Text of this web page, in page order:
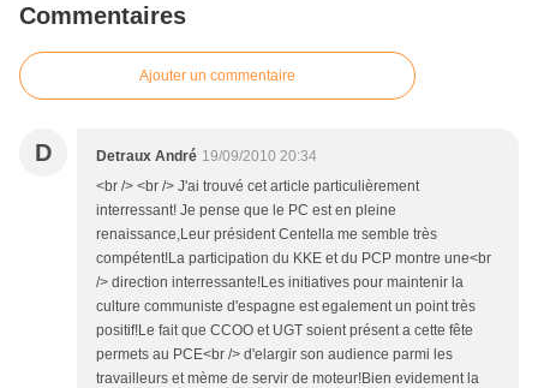
Commentaires
Ajouter un commentaire
D Detraux André 19/09/2010 20:34
<br /> <br /> J'ai trouvé cet article particulièrement
interressant! Je pense que le PC est en pleine
renaissance,Leur président Centella me semble très
compétent!La participation du KKE et du PCP montre une<br
/> direction interressante!Les initiatives pour maintenir la
culture communiste d'espagne est egalement un point très
positif!Le fait que CCOO et UGT soient présent a cette fête
permets au PCE<br /> d'elargir son audience parmi les
travailleurs et mème de servir de moteur!Bien evidement la